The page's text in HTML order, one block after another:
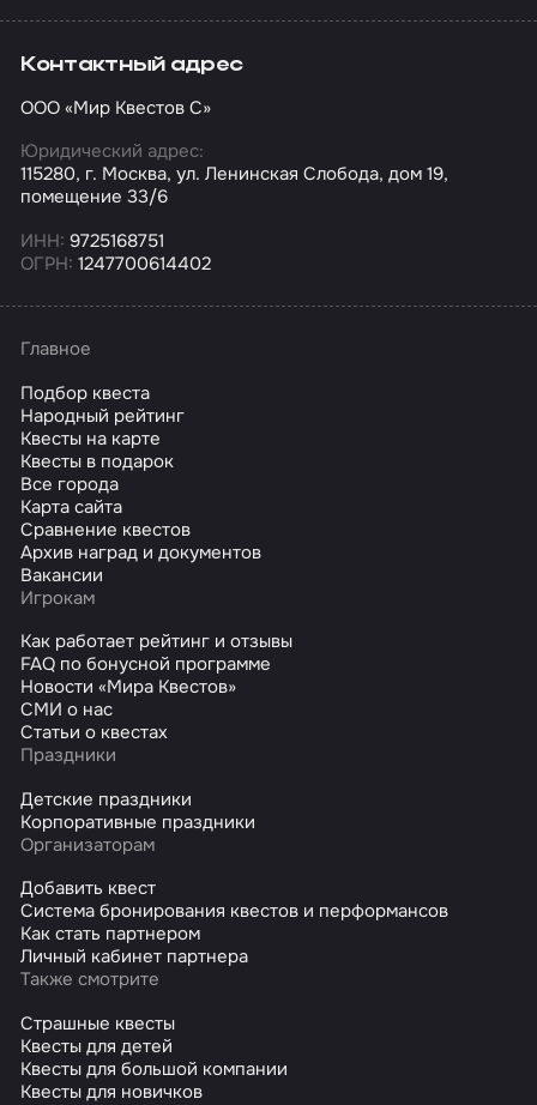
Контактный адрес
ООО «Мир Квестов С»
Юридический адрес:
115280, г. Москва, ул. Ленинская Слобода, дом 19,
помещение 33/6
ИНН: 9725168751
ОГРН: 1247700614402
Главное
Подбор квеста
Народный рейтинг
Квесты на карте
Квесты в подарок
Все города
Карта сайта
Сравнение квестов
Архив наград и документов
Вакансии
Игрокам
Как работает рейтинг и отзывы
FAQ по бонусной программе
Новости «Мира Квестов»
СМИ о нас
Статьи о квестах
Праздники
Детские праздники
Корпоративные праздники
Организаторам
Добавить квест
Система бронирования квестов и перформансов
Как стать партнером
Личный кабинет партнера
Также смотрите
Страшные квесты
Квесты для детей
Квесты для большой компании
Квесты для новичков